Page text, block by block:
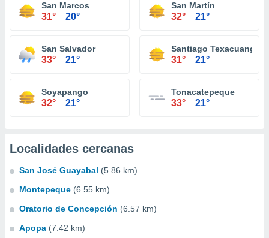
San Marcos
31° 20°
San Martín
32° 21°
San Salvador
33° 21°
Santiago Texacuangos
31° 21°
Soyapango
32° 21°
Tonacatepeque
33° 21°
Localidades cercanas
San José Guayabal (5.86 km)
Montepeque (6.55 km)
Oratorio de Concepción (6.57 km)
Apopa (7.42 km)